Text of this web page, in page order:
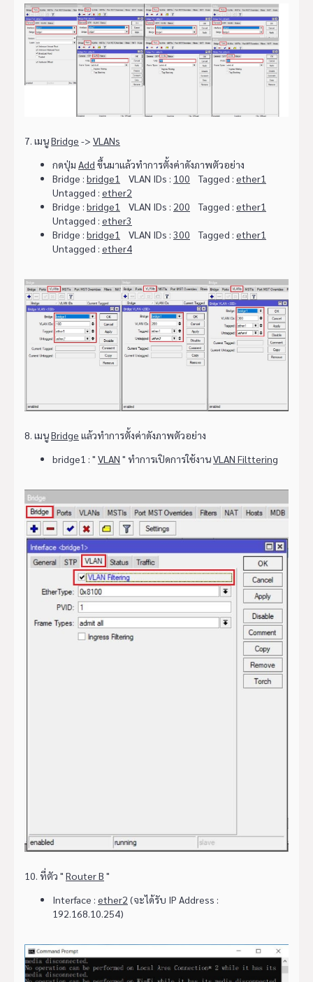
7. เมนูBridge -> VLANs
กดปุ่ม Add ขึ้นมาแล้วทำการตั้งค่าดังภาพตัวอย่าง
Bridge : bridge1 VLAN IDs : 100 Tagged : ether1
Untagged : ether2
Bridge : bridge1 VLAN IDs : 200 Tagged : ether1
Untagged : ether3
Bridge : bridge1 VLAN IDs : 300 Tagged : ether1
Untagged : ether4
8. เมนูBridge แล้วทำการตั้งค่าดังภาพตัวอย่าง
bridge1 : " VLAN " ทำการเปิดการใช้งานVLAN Filttering
10. ที่ตัว " Router B "
Interface : ether2 (จะได้รับ IP Address :
192.168.10.254)